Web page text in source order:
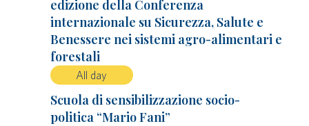
edizione della Conferenza
internazionale su Sicurezza, Salute e
Benessere nei sistemi agro-alimentari e
forestali
All day
Scuola di sensibilizzazione socio-
politica “Mario Fani”